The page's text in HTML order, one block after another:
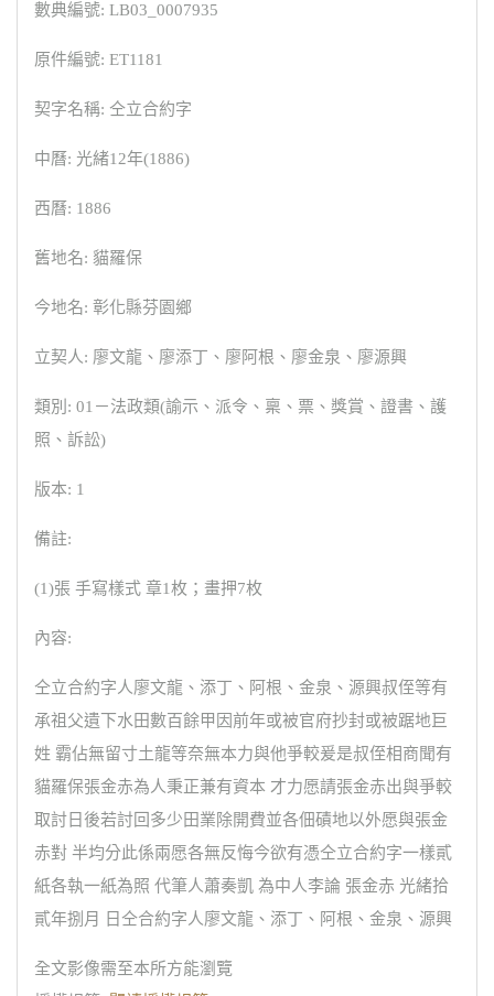
數典編號: LB03_0007935
原件編號: ET1181
契字名稱: 仝立合約字
中曆: 光緒12年(1886)
西曆: 1886
舊地名: 貓羅保
今地名: 彰化縣芬園鄉
立契人: 廖文龍、廖添丁、廖阿根、廖金泉、廖源興
類別: 01－法政類(諭示、派令、稟、票、獎賞、證書、護
照、訴訟)
版本: 1
備註:
(1)張 手寫樣式 章1枚；畫押7枚
內容:
仝立合約字人廖文龍、添丁、阿根、金泉、源興叔侄等有
承祖父遺下水田數百餘甲因前年或被官府抄封或被踞地巨
姓 霸佔無留寸土龍等奈無本力與他爭較爰是叔侄相商聞有
貓羅保張金赤為人秉正兼有資本 才力愿請張金赤出與爭較
取討日後若討回多少田業除開費並各佃磧地以外愿與張金
赤對 半均分此係兩愿各無反悔今欲有憑仝立合約字一樣貳
紙各執一紙為照 代筆人蕭奏凱 為中人李論 張金赤 光緒拾
貳年捌月 日仝合約字人廖文龍、添丁、阿根、金泉、源興
全文影像需至本所方能瀏覽